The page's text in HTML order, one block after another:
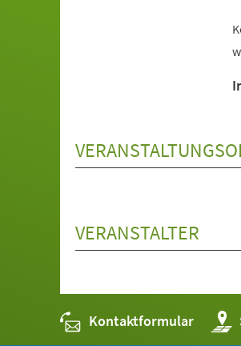
VERANSTALTER
Kontaktformular
in